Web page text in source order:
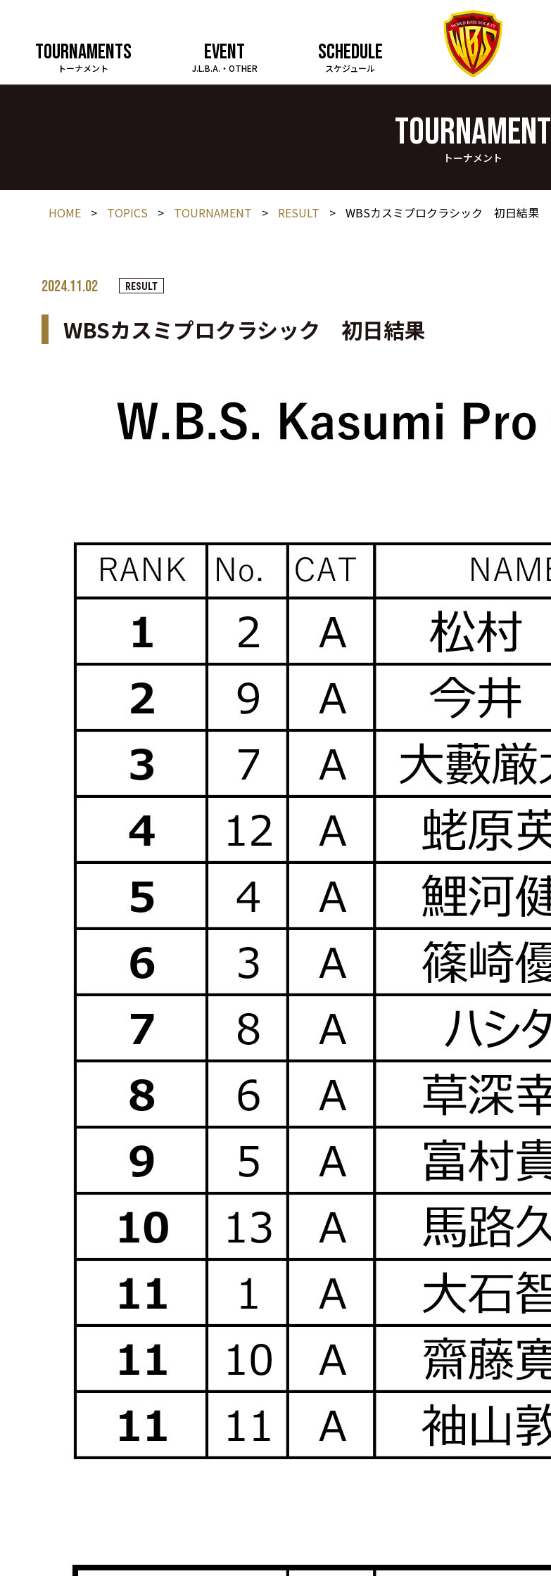
TOURNAMENTS
トーナメント
EVENT
J.L.B.A.・OTHER
SCHEDULE
スケジュール
TOURNAMENT
トーナメント
HOME > TOPICS > TOURNAMENT > RESULT > WBSカスミプロクラシック 初日結果
2024.11.02 RESULT
WBSカスミプロクラシック 初日結果